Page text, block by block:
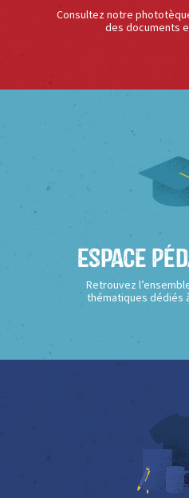
Consultez notre
des documents
Espace
Retrouvez
thématiques dédiés